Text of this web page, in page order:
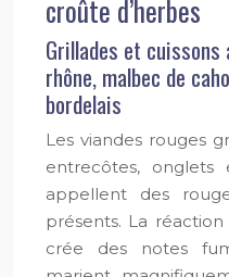
croûte d’herbes
Grillades et cuissons
rhône, malbec de
bordelais
Les viandes rouges
entrecôtes,
appellent des
présents. La
crée des notes